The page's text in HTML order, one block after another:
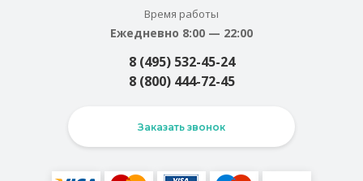
Время работы
Ежедневно 8:00 — 22:00
8 (495) 532-45-24
8 (800) 444-72-45
Заказать звонок